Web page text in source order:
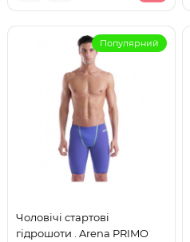
Популярний
Чоловічі стартові
гідрошоти . Arena PRIMO